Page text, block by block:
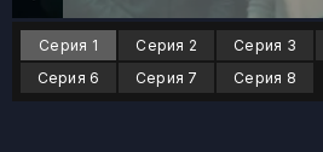
Серия 1 Серия 2 Серия 3
Серия 6
Серия 7 Серия 8